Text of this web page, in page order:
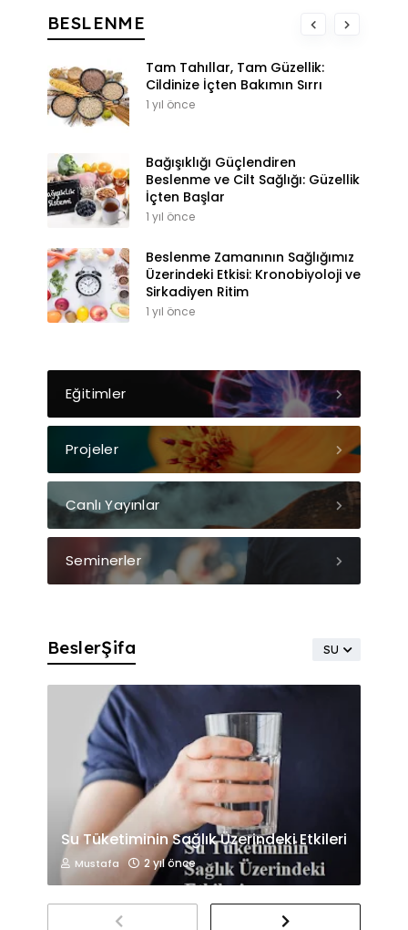
BESLENME
Tam Tahıllar, Tam Güzellik:
Cildinize İçten Bakımın Sırrı
1 yıl önce
Bağışıklığı Güçlendiren
Beslenme ve Cilt Sağlığı: Güzellik
İçten Başlar
1 yıl önce
Beslenme Zamanının Sağlığımız
Üzerindeki Etkisi: Kronobiyoloji ve
Sirkadiyen Ritim
1 yıl önce
Eğitimler
Projeler
Canlı Yayınlar
Seminerler
SU
BeslerŞifa
Su Tüketiminin Sağlık Üzerindeki Etkileri
Mustafa 2 yıl önce